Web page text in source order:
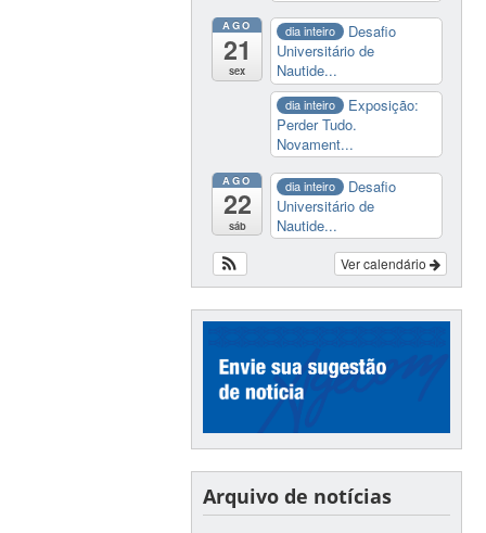
AGO
21
sex
dia inteiro
Desafio
Universitário de
Nautide...
dia inteiro
Exposição:
Perder Tudo.
Novament...
AGO
22
sáb
dia inteiro
Desafio
Universitário de
Nautide...
Ver calendário
Arquivo de notícias